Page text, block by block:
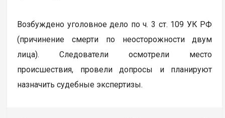
Возбуждено уголовное дело по ч. 3 ст. 109 УК РФ
(причинение смерти по неосторожности двум
лица). Следователи осмотрели место
происшествия, провели допросы и планируют
назначить судебные экспертизы.